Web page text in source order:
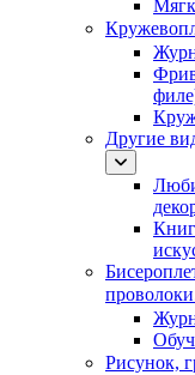
Другие
Рисунок,